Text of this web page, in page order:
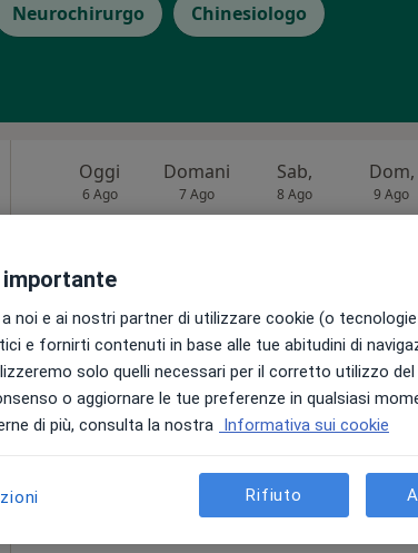
Neurochirurgo Chinesiologo
Oggi
6 Ago
Domani
7 Ago
Sab,
8 Ago
Dom,
9 Ago
Non ci sono agende disponibili!
Chiedi di attivare le prenotazioni online
importante
noi e ai nostri partner di utilizzare cookie (o
e fornirti contenuti in base alle tue abitudini di
solo quelli necessari per il corretto utilizzo
o aggiornare le tue preferenze in qualsiasi
di più, consulta la nostra Informativa sui cookie
Rifiuto